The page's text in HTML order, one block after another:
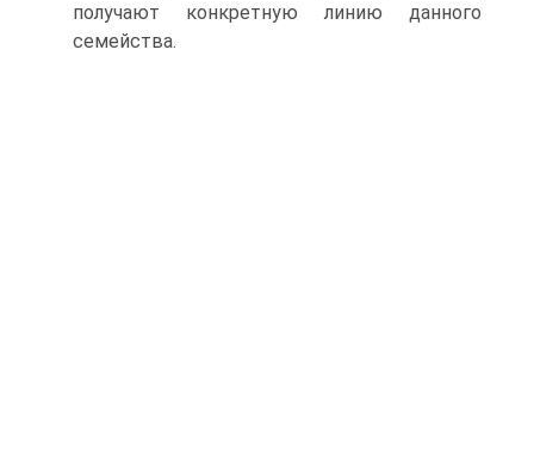
получают конкретную линию данного
семейства.